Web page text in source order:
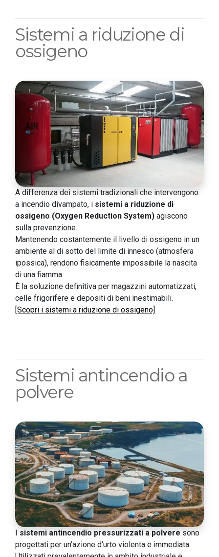
Sistemi a riduzione di
ossigeno
A differenza dei sistemi tradizionali che intervengono
a incendio divampato, i sistemi a riduzione di
ossigeno (Oxygen Reduction System) agiscono
sulla prevenzione.
Mantenendo costantemente il livello di ossigeno in un
ambiente al di sotto del limite di innesco (atmosfera
ipossica), rendono fisicamente impossibile la nascita
di una fiamma.
È la soluzione definitiva per magazzini automatizzati,
celle frigorifere e depositi di beni inestimabili.
[Scopri i sistemi a riduzione di ossigeno]
Sistemi antincendio a
polvere
I sistemi antincendio pressurizzati a polvere sono
progettati per un'azione d'urto violenta e immediata.